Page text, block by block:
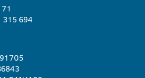
315 694